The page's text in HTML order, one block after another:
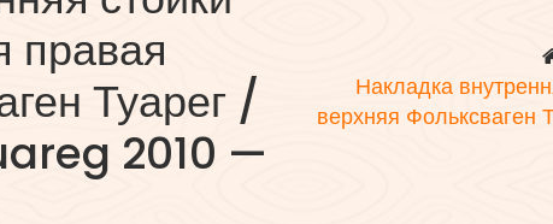
правая
Туарег /
2010 —
Накладка
верхняя